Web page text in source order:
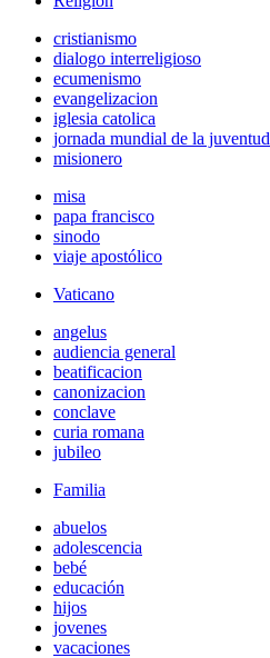
cristianismo
dialogo interreligioso
ecumenismo
evangelizacion
iglesia catolica
jornada mundial de la juventud
misionero
misa
papa francisco
sinodo
viaje apostólico
Vaticano
angelus
audiencia general
beatificacion
canonizacion
conclave
curia romana
jubileo
Familia
abuelos
adolescencia
bebé
educación
hijos
jovenes
vacaciones